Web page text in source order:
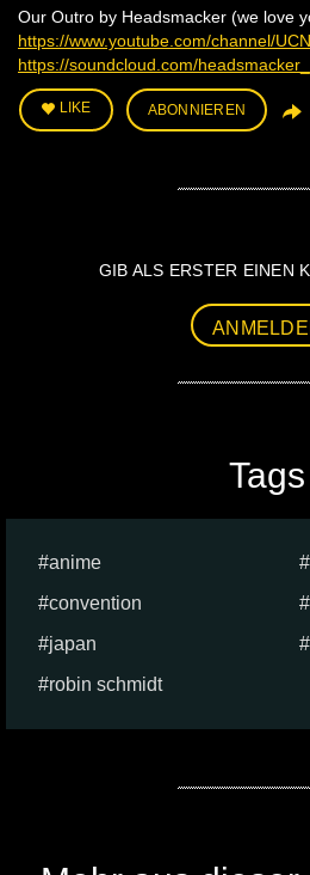
Our Outro by Headsmacker (we love
https://www.youtube.com/channel/
https://soundcloud.com/
LIKE ABONNIEREN
GIB ALS ERSTER EINEN
Tags
anime
convention
japan
robin schmidt